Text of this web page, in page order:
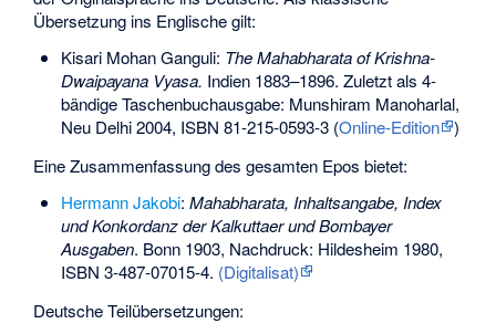
Übersetzung ins Englische gilt:
Kisari Mohan Ganguli: The Mahabharata of Krishna-
Dwaipayana Vyasa. Indien 1883–1896. Zuletzt als 4-
bändige Taschenbuchausgabe: Munshiram Manoharlal,
Neu Delhi 2004, ISBN 81-215-0593-3(Online-Edition
)
Eine Zusammenfassung des gesamten Epos bietet:
Hermann Jakobi: Mahabharata, Inhaltsangabe, Index
und Konkordanz der Kalkuttaer und Bombayer
Ausgaben. Bonn 1903, Nachdruck: Hildesheim 1980,
ISBN 3-487-07015-4. (Digitalisat)
Deutsche Teilübersetzungen: